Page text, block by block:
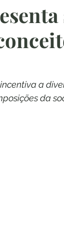
a
da